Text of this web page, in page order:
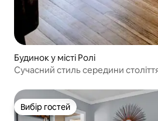
Будинок у місті Ролі
Сучасний стиль середини
Вибір гостей
Вибір гостей